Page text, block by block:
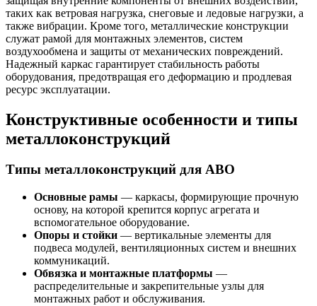
таких как ветровая нагрузка, снеговые и ледовые нагрузки, а
также вибрации. Кроме того, металлические конструкции
служат рамой для монтажных элементов, систем
воздухообмена и защиты от механических повреждений.
Надежный каркас гарантирует стабильность работы
оборудования, предотвращая его деформацию и продлевая
ресурс эксплуатации.
Конструктивные особенности и типы
металлоконструкций
Типы металлоконструкций для АВО
Основные рамы — каркасы, формирующие прочную
основу, на которой крепится корпус агрегата и
вспомогательное оборудование.
Опоры и стойки — вертикальные элементы для
подвеса модулей, вентиляционных систем и внешних
коммуникаций.
Обвязка и монтажные платформы —
распределительные и закрепительные узлы для
монтажных работ и обслуживания.